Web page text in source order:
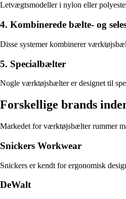
Letvægtsmodeller i nylon eller
4. Kombinerede bælte- og
Disse systemer kombinerer
5. Specialbælter
Nogle værktøjsbælter er designet til
Forskellige brands
Markedet for værktøjsbælter rummer
Snickers Workwear
Snickers er kendt for ergonomisk
DeWalt